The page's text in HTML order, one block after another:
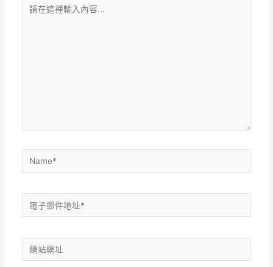
Name*
電
子
件
地
站